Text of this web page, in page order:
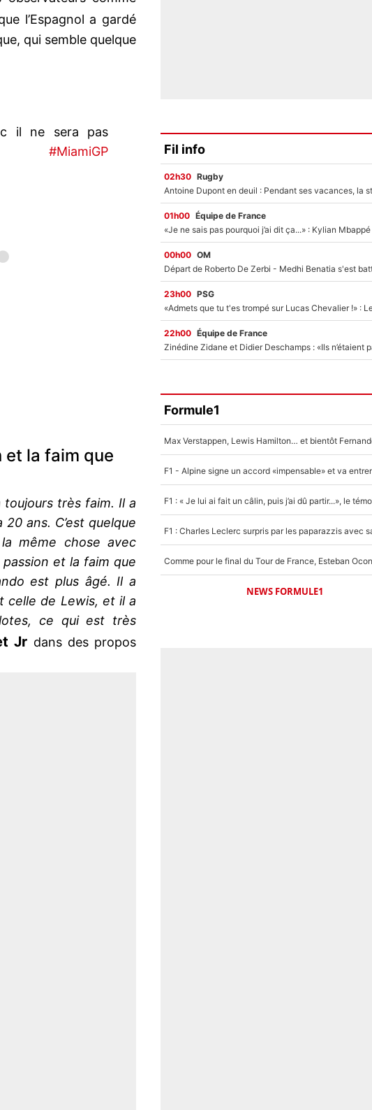
l’Espagnol a gardé
qui semble quelque
il ne sera pas
#MiamiGP
et la faim que
toujours très faim. Il a
ans. C’est quelque
même chose avec
passion et la faim que
est plus âgé. Il a
celle de Lewis, et il a
ce qui est très
Jr dans des propos
Fil info
02h30 Rugby
01h00 Équipe de France
00h00 OM
23h00 PSG
22h00 Équipe de France
Formule1
NEWS FORMULE1